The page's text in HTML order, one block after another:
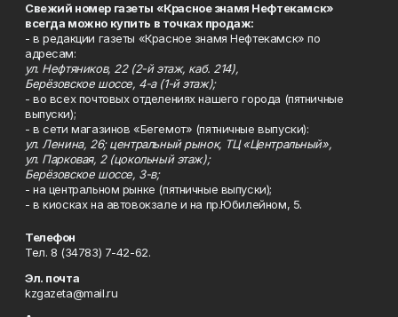
Свежий номер газеты «Красное знамя Нефтекамск»
всегда можно купить в точках продаж:
- в редакции газеты «Красное знамя Нефтекамск» по
адресам:
ул. Нефтяников, 22 (2-й этаж, каб. 214),
Берёзовское шоссе, 4-а (1-й этаж);
- во всех почтовых отделениях нашего города (пятничные
выпуски);
- в сети магазинов «Бегемот» (пятничные выпуски):
ул. Ленина, 26; центральный рынок, ТЦ «Центральный»,
ул. Парковая, 2 (цокольный этаж);
Берёзовское шоссе, 3-в;
- на центральном рынке (пятничные выпуски);
- в киосках на автовокзале и на пр.Юбилейном, 5.
Телефон
Тел. 8 (34783) 7-42-62.
Эл. почта
kzgazeta@mail.ru